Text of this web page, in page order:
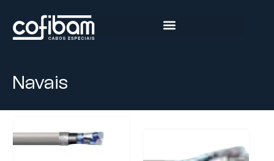
Navais